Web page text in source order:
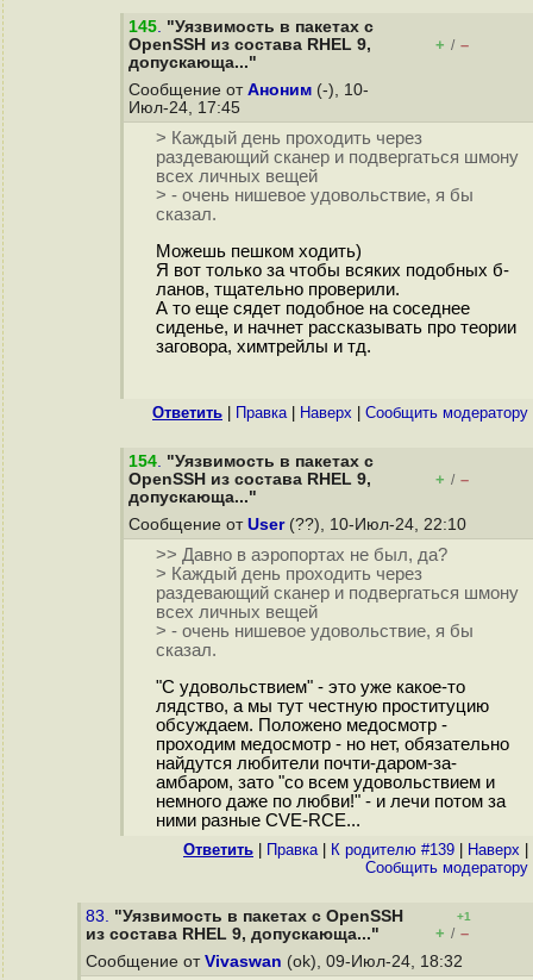
145. "Уязвимость в пакетах с
OpenSSH из состава RHEL 9,
допускающа..."
+ / –
Сообщение от Аноним (-), 10-
Июл-24, 17:45
> Каждый день проходить через
раздевающий сканер и подвергаться шмону
всех личных вещей
> - очень нишевое удовольствие, я бы
сказал.
Можешь пешком ходить)
Я вот только за чтобы всяких подобных б-
ланов, тщательно проверили.
А то еще сядет подобное на соседнее
сиденье, и начнет рассказывать про теории
заговора, химтрейлы и тд.
Ответить Правка| Наверх Cообщить модератору
154. "Уязвимость в пакетах с
OpenSSH из состава RHEL 9,
допускающа..."
+ / –
Сообщение от User(??), 10-Июл-24, 22:10
>> Давно в аэропортах не был, да?
> Каждый день проходить через
раздевающий сканер и подвергаться шмону
всех личных вещей
> - очень нишевое удовольствие, я бы
сказал.
"С удовольствием" - это уже какое-то
лядство, а мы тут честную проституцию
обсуждаем. Положено медосмотр -
проходим медосмотр - но нет, обязательно
найдутся любители почти-даром-за-
амбаром, зато "со всем удовольствием и
немного даже по любви!" - и лечи потом за
ними разные CVE-RCE...
Ответить Правка| К родителю #139 Наверх
Cообщить модератору
83. "Уязвимость в пакетах с OpenSSH
из состава RHEL 9, допускающа..."
+1
+ / –
Сообщение от Vivaswan (ok), 09-Июл-24, 18:32